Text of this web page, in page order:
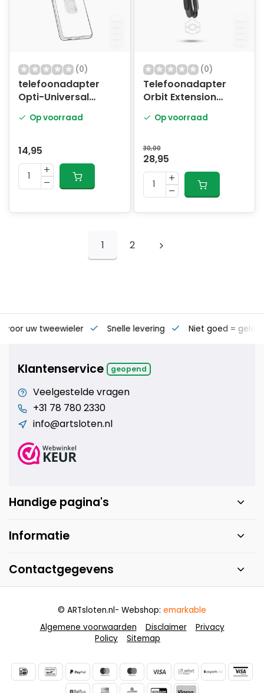
(0)
telefoonadapter
Opti-Universal
Op voorraad
14,95
(0)
Telefoonadapter
Orbit Extension
Op voorraad
30,00
28,95
1 2
voor uw tweewieler Snelle levering Niet goed = geld
Klantenservice geopend
Veelgestelde vragen
+31 78 780 2330
info@artsloten.nl
Handige pagina's
Informatie
Contactgegevens
Algemene voorwaarden Disclaimer
Privacy
Policy
Sitemap
© ARTsloten.nl- Webshop: emarkable